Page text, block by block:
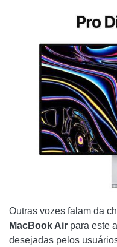
Outras vozes falam da
MacBook Air para este
desejadas pelos